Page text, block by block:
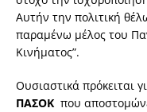
Αυτήν την πολιτική
παραμένω μέλος του
Κινήματος”.
Ουσιαστικά πρόκειται
ΠΑΣΟΚ που